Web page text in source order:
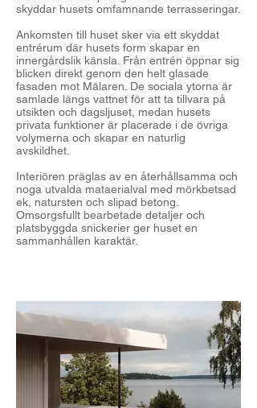
skyddar husets omfamnande terrasseringar.
Ankomsten till huset sker via ett skyddat
entrérum där husets form skapar en
innergårdslik känsla. Från entrén öppnar sig
blicken direkt genom den helt glasade
fasaden mot Mälaren. De sociala ytorna är
samlade längs vattnet för att ta tillvara på
utsikten och dagsljuset, medan husets
privata funktioner är placerade i de övriga
volymerna och skapar en naturlig
avskildhet.
Interiören präglas av en återhållsamma och
noga utvalda mataerialval med mörkbetsad
ek, natursten och slipad betong.
Omsorgsfullt bearbetade detaljer och
platsbyggda snickerier ger huset en
sammanhållen karaktär.